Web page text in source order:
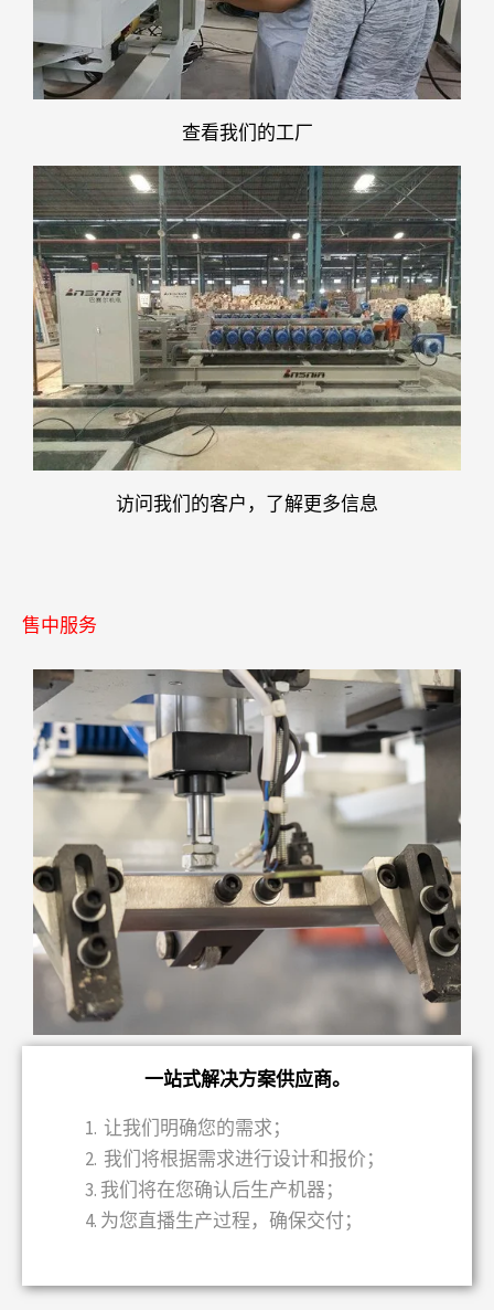
查看我们的工厂
访问我们的客户，了解更多信息
售中服务
一站式解决方案供应商。
让我们明确您的需求；
我们将根据需求进行设计和报价；
我们将在您确认后生产机器；
为您直播生产过程，确保交付；